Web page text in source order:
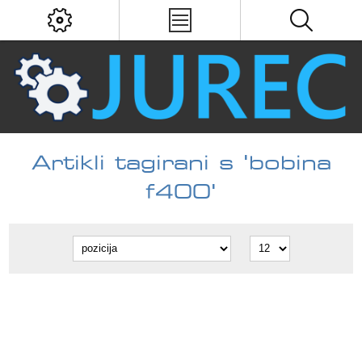
Artikli tagirani s 'bobina
f400'